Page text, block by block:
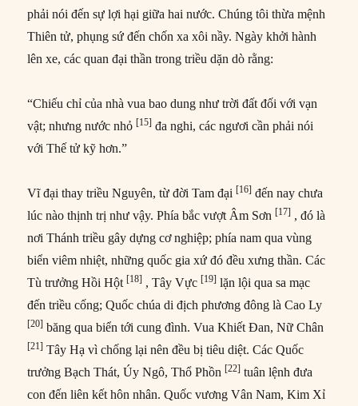
phải nói đến sự lợi hại giữa hai nước. Chúng tôi thừa mệnh
Thiên tử, phụng sứ đến chốn xa xôi nầy. Ngày khởi hành
lên xe, các quan đại thần trong triều dặn dò rằng:
“Chiếu chỉ của nhà vua bao dung như trời đất đối với vạn
vật; nhưng nước nhỏ[15] đa nghi, các ngươi cần phải nói
với Thế tử kỹ hơn.”
Vĩ đại thay triều Nguyên, từ đời Tam đại[16] đến nay chưa
lúc nào thịnh trị như vậy. Phía bắc vượt Âm Sơn[17] , đó là
nơi Thánh triều gây dựng cơ nghiệp; phía nam qua vùng
biển viêm nhiệt, những quốc gia xứ đó đều xưng thần. Các
Tù trưởng Hồi Hột[18] , Tây Vực[19] lặn lội qua sa mạc
đến triều cống; Quốc chúa di địch phương đông là Cao Ly
[20] băng qua biển tới cung đình. Vua Khiết Đan, Nữ Chân
[21] Tây Hạ vì chống lại nên đều bị tiêu diệt. Các Quốc
trưởng Bạch Thát, Úy Ngô, Thổ Phồn[22] tuân lệnh đưa
con đến liên kết hôn nhân. Quốc vương Vân Nam, Kim Xỉ